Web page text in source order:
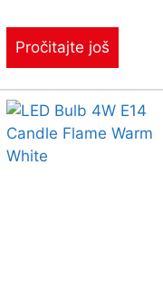
Pročitajte još